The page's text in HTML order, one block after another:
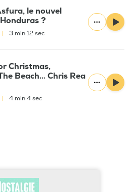
le nouvel
?
3 min 12 sec
Christmas,
Beach… Chris Rea
4 min 4 sec